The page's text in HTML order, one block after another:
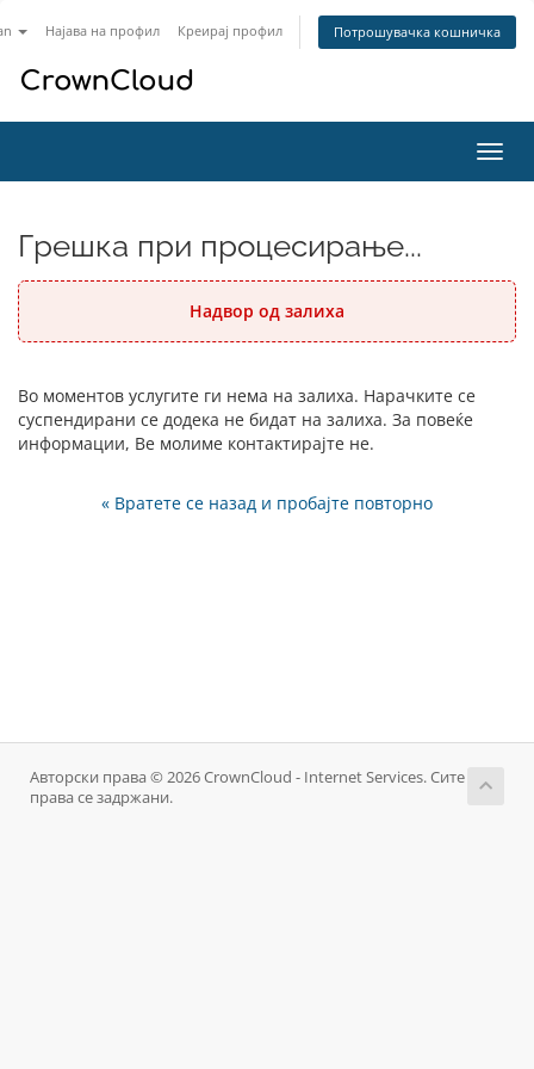
Најава на профил Креирај профил Потрошувачка кошничка
ја
Грешка при процесирање...
Надвор од залиха
Во моментов услугите ги нема на залиха. Нарачките се
суспендирани се додека не бидат на залиха. За повеќе
информации, Ве молиме контактирајте не.
« Вратете се назад и пробајте повторно
Авторски права © 2026 CrownCloud - Internet Services. Сите
права се задржани.